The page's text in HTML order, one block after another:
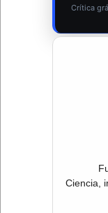
Crítica
Ciencia,